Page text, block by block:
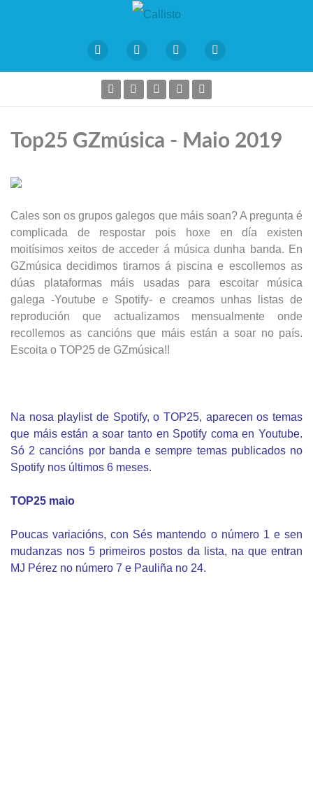
Top25 GZmúsica - Maio 2019
Cales son os grupos galegos que máis soan? A pregunta é
complicada de respostar pois hoxe en día existen
moitísimos xeitos de acceder á música dunha banda. En
GZmúsica decidimos tirarnos á piscina e escollemos as
dúas plataformas máis usadas para escoitar música
galega -Youtube e Spotify- e creamos unhas listas de
reprodución que actualizamos mensualmente onde
recollemos as cancións que máis están a soar no país.
Escoita o TOP25 de GZmúsica!!
Na nosa playlist de Spotify, o TOP25, aparecen os temas
que máis están a soar tanto en Spotify coma en Youtube.
Só 2 cancións por banda e sempre temas publicados no
Spotify nos últimos 6 meses.
TOP25 maio
Poucas variacións, con Sés mantendo o número 1 e sen
mudanzas nos 5 primeiros postos da lista, na que entran
MJ Pérez no número 7 e Pauliña no 24.